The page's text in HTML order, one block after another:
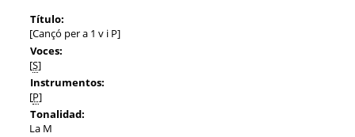
Título:
[Cançó per a 1 v i P]
Voces:
[S]
Instrumentos:
[P]
Tonalidad:
La M